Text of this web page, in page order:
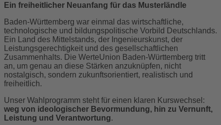
Ein freiheitlicher Neuanfang für das Musterländle
Baden-Württemberg war einmal das wirtschaftliche,
technologische und bildungspolitische Vorbild Deutschlands.
Ein Land des Mittelstands, der Ingenieurskunst, der
Leistungsgerechtigkeit und des gesellschaftlichen
Zusammenhalts. Die WerteUnion Baden-Württemberg tritt
an, um genau an diese Stärken anzuknüpfen, nicht
nostalgisch, sondern zukunftsorientiert, realistisch und
freiheitlich.
Unser Wahlprogramm steht für einen klaren Kurswechsel:
weg von ideologischer Bevormundung, hin zu Vernunft,
Leistung und Verantwortung.